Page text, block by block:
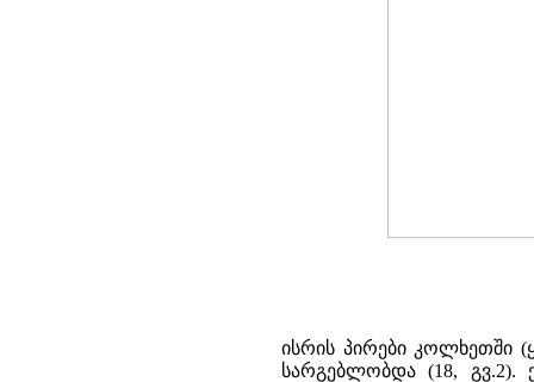
ისრის პირები კოლხეთში
სარგებლობდა (18, გვ.2).